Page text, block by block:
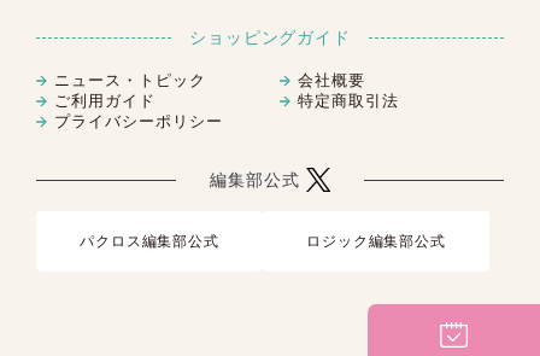
ショッピングガイド
ニュース・トピック
会社概要
ご利用ガイド
特定商取引法
プライバシーポリシー
編集部公式
パクロス編集部公式 ロジック編集部公式